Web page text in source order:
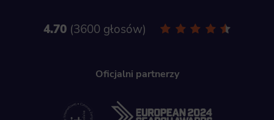
4.70 3600 głosów
Oficjalni partnerzy